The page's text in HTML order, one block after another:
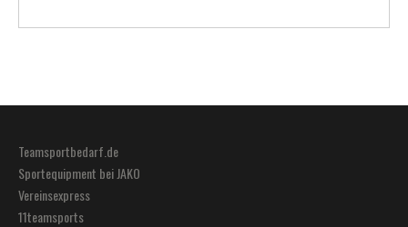
Teamsportbedarf.de
Sportequipment bei JAKO
Vereinsexpress
11teamsports